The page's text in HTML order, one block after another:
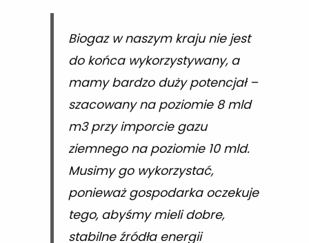
Biogaz w naszym kraju nie jest
do końca wykorzystywany, a
mamy bardzo duży potencjał –
szacowany na poziomie 8 mld
m3 przy imporcie gazu
ziemnego na poziomie 10 mld.
Musimy go wykorzystać,
ponieważ gospodarka oczekuje
tego, abyśmy mieli dobre,
stabilne źródła energii